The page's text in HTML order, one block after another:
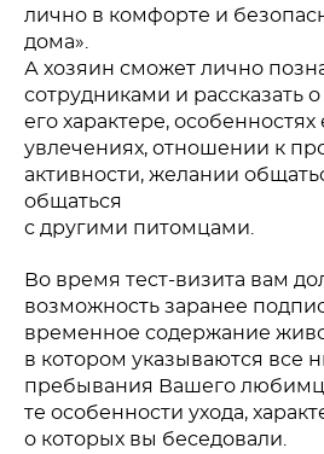
лично в комфорте и
дома».
А хозяин сможет лично
сотрудниками и рассказать
его характере, особенностях
увлечениях, отношении к
активности, желании
общаться
с другими питомцами.
Во время тест-визита вам
возможность заранее
временное содержание
в котором указываются все
пребывания Вашего
те особенности ухода,
о которых вы беседовали.